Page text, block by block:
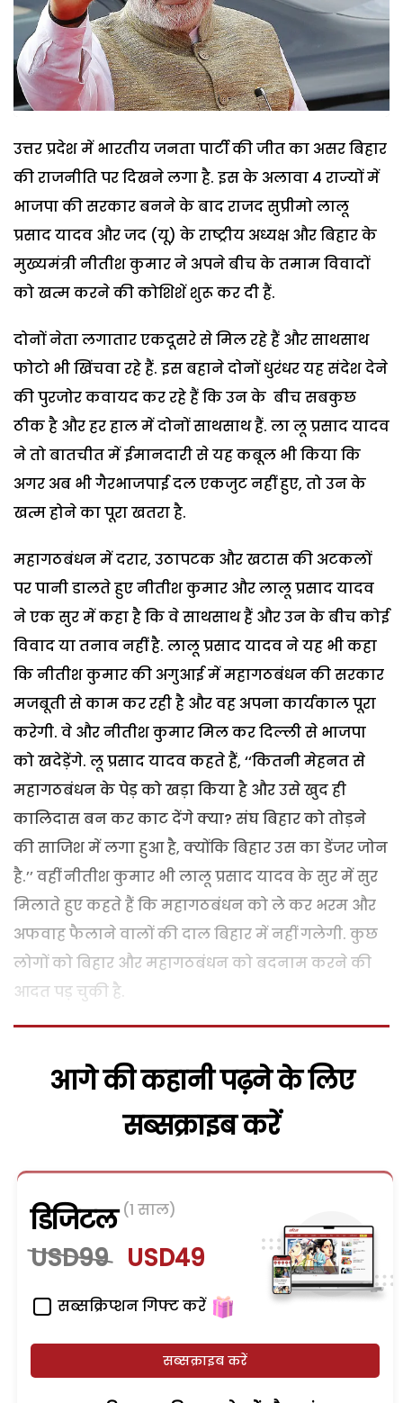
उत्तर प्रदेश में भारतीय जनता पार्टी की जीत का असर बिहार
की राजनीति पर दिखने लगा है. इस के अलावा 4 राज्यों में
भाजपा की सरकार बनने के बाद राजद सुप्रीमो लालू
प्रसाद यादव और जद (यू) के राष्ट्रीय अध्यक्ष और बिहार के
मुख्यमंत्री नीतीश कुमार ने अपने बीच के तमाम विवादों
को खत्म करने की कोशिशें शुरू कर दी हैं.
दोनों नेता लगातार एकदूसरे से मिल रहे हैं और साथसाथ
फोटो भी खिंचवा रहे हैं. इस बहाने दोनों धुरंधर यह संदेश देने
की पुरजोर कवायद कर रहे हैं कि उन के बीच सबकुछ
ठीक है और हर हाल में दोनों साथसाथ हैं. ला लू प्रसाद यादव
ने तो बातचीत में ईमानदारी से यह कबूल भी किया कि
अगर अब भी गैरभाजपाई दल एकजुट नहीं हुए, तो उन के
खत्म होने का पूरा खतरा है.
महागठबंधन में दरार, उठापटक और खटास की अटकलों
पर पानी डालते हुए नीतीश कुमार और लालू प्रसाद यादव
ने एक सुर में कहा है कि वे साथसाथ हैं और उन के बीच कोई
विवाद या तनाव नहीं है. लालू प्रसाद यादव ने यह भी कहा
कि नीतीश कुमार की अगुआई में महागठबंधन की सरकार
मजबूती से काम कर रही है और वह अपना कार्यकाल पूरा
करेगी. वे और नीतीश कुमार मिल कर दिल्ली से भाजपा
को खदेड़ेंगे. लू प्रसाद यादव कहते हैं, ‘‘कितनी मेहनत से
महागठबंधन के पेड़ को खड़ा किया है और उसे खुद ही
कालिदास बन कर काट देंगे क्या? संघ बिहार को तोड़ने
की साजिश में लगा हुआ है, क्योंकि बिहार उस का डेंजर जोन
है.’’ वहीं नीतीश कुमार भी लालू प्रसाद यादव के सुर में सुर
मिलाते हुए कहते हैं कि महागठबंधन को ले कर भरम और
अफवाह फैलाने वालों की दाल बिहार में नहीं गलेगी. कुछ
लोगों को बिहार और महागठबंधन को बदनाम करने की
आदत पड़ चुकी है.
आगे की कहानी पढ़ने के लिए
सब्सक्राइब करें
डिजिटल (1 साल)
USD99 USD49
सब्सक्रिप्शन गिफ्ट करें
सब्सक्राइब करें